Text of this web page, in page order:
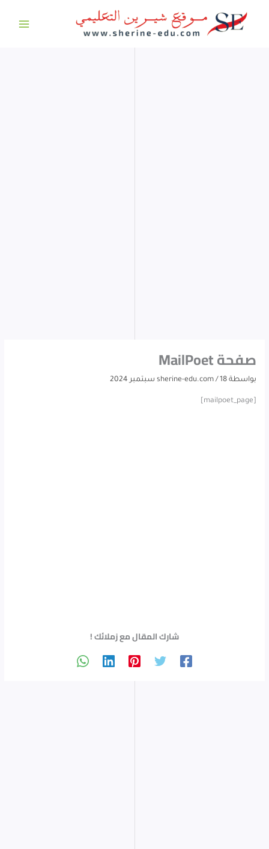
المحتوى
صفحة MailPoet
بواسطة sherine-edu.com / 18 سبتمبر 2024
[mailpoet_page]
شارك المقال مع زملائك !